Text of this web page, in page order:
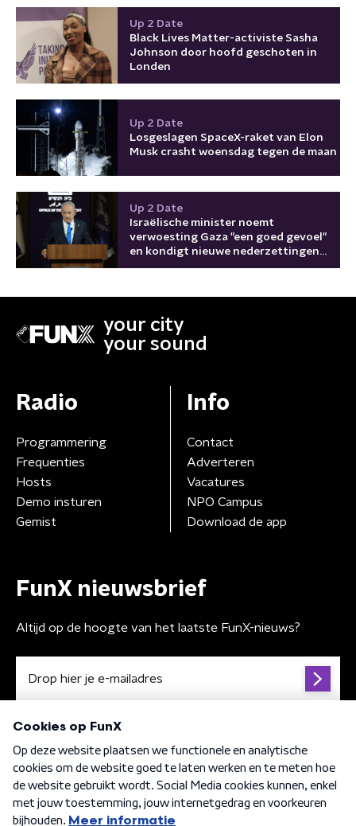
Up 2 Date
Black Lives Matter-activiste Sasha
Johnson door hoofd geschoten in
Londen
Up 2 Date
Losgeslagen SpaceX-raket van Elon
Musk crasht woensdag tegen de maan
Up 2 Date
Israëlische minister noemt
verwoesting Gaza "een goed gevoel"
en kondigt nieuwe nederzettingen
your city
your sound
Radio
Programmering
Frequenties
Hosts
Demo insturen
Gemist
Info
Contact
Adverteren
Vacatures
NPO Campus
Download de app
FunX nieuwsbrief
Altijd op de hoogte van het laatste FunX-nieuws?
Algemene voorwaarden Privacybeleid